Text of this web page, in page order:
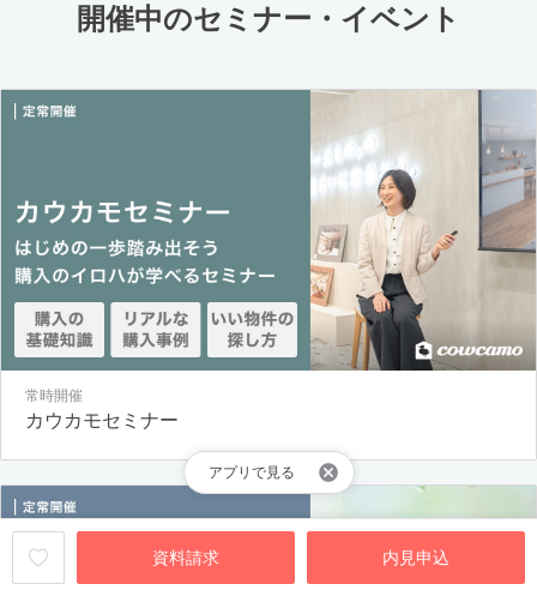
資料請求 内見申込
アプリで見る
開催中のセミナー・イベント
常時開催
カウカモセミナー